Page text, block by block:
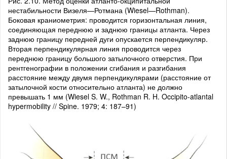
нестабильности Визеля—Ротмана (Wiesel—Rothman).
Боковая краниометрия: проводится горизонтальная линия,
соединяющая переднюю и заднюю границы атланта. Через
заднюю границу передней дуги опускается перпендикуляр.
Вторая перпендикулярная линия проводится через
переднюю границу большого затылочного отверстия. При
рентгенографии в положении сгибания и разгибания
расстояние между двумя перпендикулярами (расстояние от
затылочной кости относительно атланта) не должно
превышать 1 мм (Wiesel S. W., Rothman R. H. Occipito-atlantal
hypermobility // Spine. 1979; 4: 187–91)